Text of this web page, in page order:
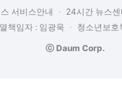
서비스안내 24시간 뉴스센
책임자 : 임광욱
청소년보호
ⓒ Daum Corp.